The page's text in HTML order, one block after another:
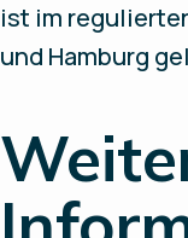
ist im
und Hamburg